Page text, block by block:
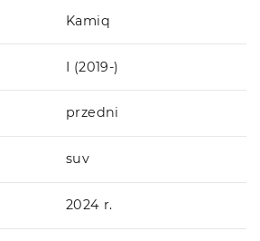
Kamiq
I (2019-)
przedni
suv
2024 r.